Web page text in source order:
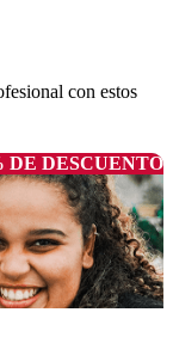
con estos
DE DESCUENTO